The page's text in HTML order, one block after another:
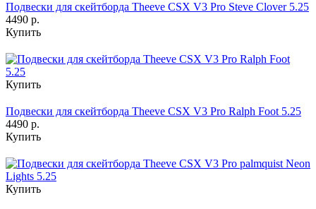
Подвески для скейтборда Theeve CSX V3 Pro Steve Clover 5.25
4490 р.
Купить
Купить
Подвески для скейтборда Theeve CSX V3 Pro Ralph Foot 5.25
4490 р.
Купить
Купить